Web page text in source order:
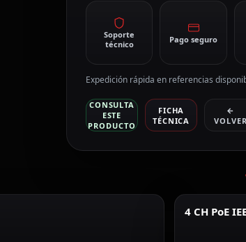
Soporte
técnico
Pago seguro
Expedición rápida en referencias
CONSULTA
ESTE
PRODUCTO
FICHA
TÉCNICA
←
VOLVER
4 CH PoE